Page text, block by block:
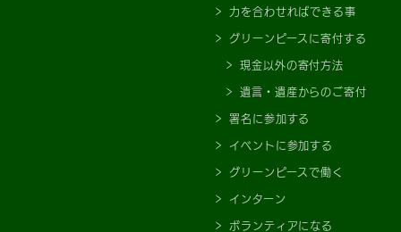
力を合わせればできる事
グリーンピースに寄付する
現金以外の寄付方法
遺言・遺産からのご寄付
署名に参加する
イベントに参加する
グリーンピースで働く
インターン
ボランティアになる